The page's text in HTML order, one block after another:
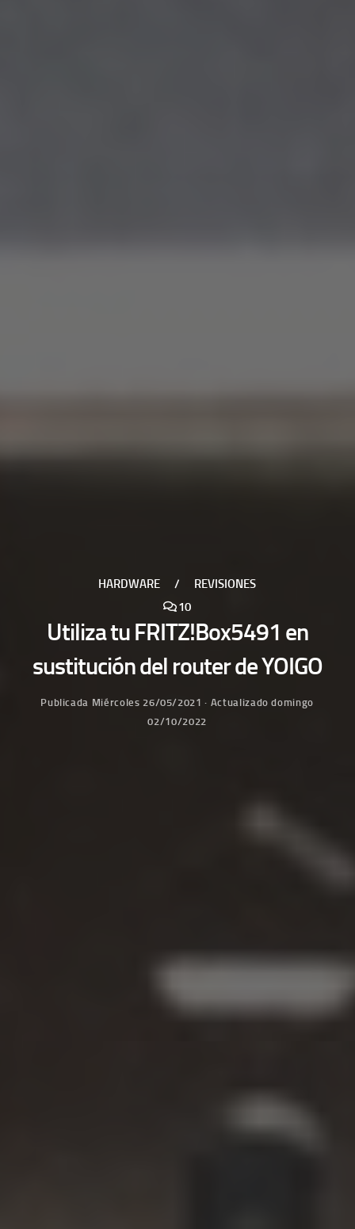
HARDWARE /
REVISIONES
10
Utiliza tu FRITZ!Box5491 en
sustitución del router de YOIGO
Publicada Miércoles 26/05/2021 · Actualizadodomingo
02/10/2022